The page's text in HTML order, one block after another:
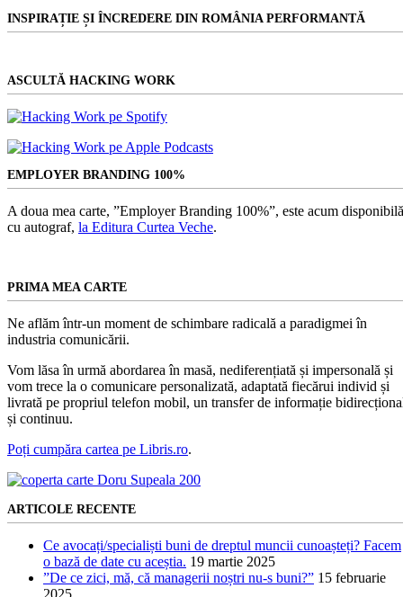
INSPIRAȚIE ȘI ÎNCREDERE DIN ROMÂNIA PERFORMANTĂ
ASCULTĂ HACKING WORK
EMPLOYER BRANDING 100%
A doua mea carte, ”Employer Branding 100%”, este acum
cu autograf, la Editura Curtea Veche.
PRIMA MEA CARTE
Ne aflăm într-un moment de schimbare radicală a paradigmei în
industria comunicării.
Vom lăsa în urmă abordarea în masă, nediferențiată și impersonală și
vom trece la o comunicare personalizată, adaptată fiecărui individ și
livrată pe propriul telefon mobil, un transfer de informație
și continuu.
Poți cumpăra cartea pe Libris.ro.
ARTICOLE RECENTE
Ce avocați/specialiști buni de dreptul muncii cunoașteți? Facem
o bază de date cu aceștia. 19 martie 2025
”De ce zici, mă, că managerii noștri nu-s buni?” 15 februarie
2025